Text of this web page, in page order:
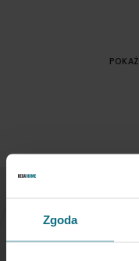
Zgoda
POKAŻ
NEWSLETTER